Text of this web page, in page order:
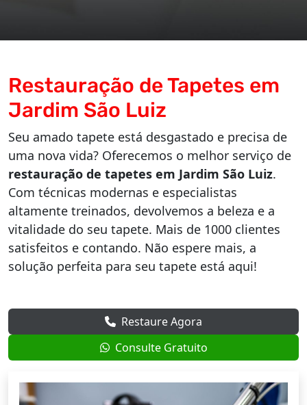
Restauração de Tapetes em
Jardim São Luiz
Seu amado tapete está desgastado e precisa de
uma nova vida? Oferecemos o melhor serviço de
restauração de tapetes em Jardim São Luiz.
Com técnicas modernas e especialistas
altamente treinados, devolvemos a beleza e a
vitalidade do seu tapete. Mais de 1000 clientes
satisfeitos e contando. Não espere mais, a
solução perfeita para seu tapete está aqui!
Restaure Agora
Consulte Gratuito